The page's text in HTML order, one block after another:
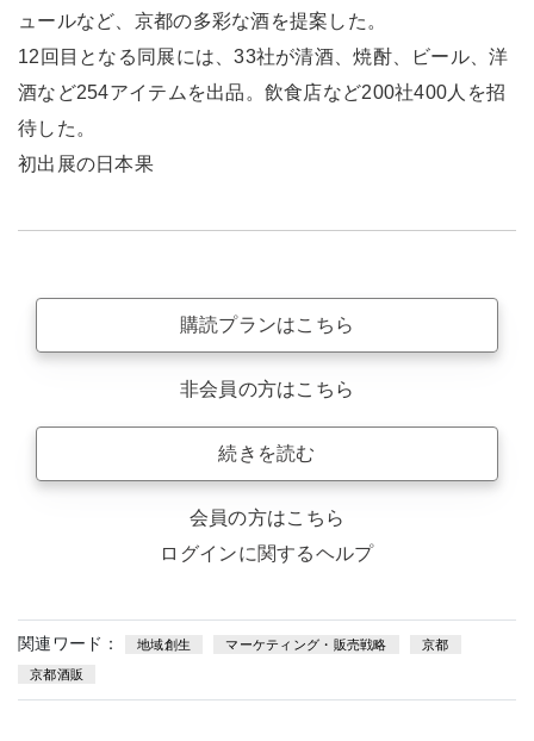
ュールなど、京都の多彩な酒を提案した。
12回目となる同展には、33社が清酒、焼酎、ビール、洋
酒など254アイテムを出品。飲食店など200社400人を招
待した。
初出展の日本果
購読プランはこちら
非会員の方はこちら
続きを読む
会員の方はこちら
ログインに関するヘルプ
関連ワード： 地域創生 マーケティング・販売戦略 京都
京都酒販